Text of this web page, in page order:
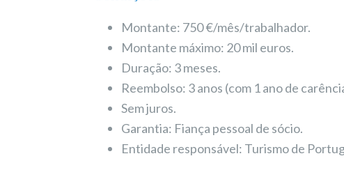
Montante: 750 €/mês/trabalhador.
Montante máximo: 20 mil euros.
Duração: 3 meses.
Reembolso: 3 anos (com 1 ano de
Sem juros.
Garantia: Fiança pessoal de sócio.
Entidade responsável: Turismo de